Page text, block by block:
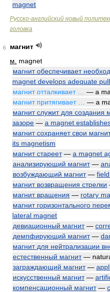
magnet
Русско-английский новый
головка
6
магнит
м.
magnet
магнит обеспечивает
magnet develops adequate pull
магнит отталкивает …
— a
магнит притягивает …
— a
магнит служит для создания
зазоре — a magnet
магнит сохраняет свои
its magnetism
магнит стареет— a magnet
анализирующий магнит—
возбуждающий магнит—
магнит возвращения стрелки
магнит вращения — rotary
магнит горизонтального
lateral magnet
девиационный магнит —
демпфирующий магнит—
магнит для нейтрализации
естественный магнит—
заграждающий магнит —
искусственный магнит—
компенсационный магнит—